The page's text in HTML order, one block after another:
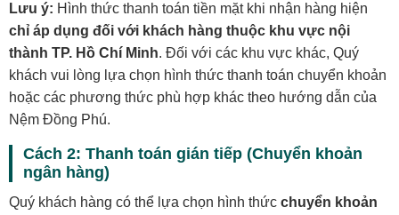
Lưu ý: Hình thức thanh toán tiền mặt khi nhận hàng hiện
chỉ áp dụng đối với khách hàng thuộc khu vực nội
thành TP. Hồ Chí Minh. Đối với các khu vực khác, Quý
khách vui lòng lựa chọn hình thức thanh toán chuyển khoản
hoặc các phương thức phù hợp khác theo hướng dẫn của
Nệm Đồng Phú.
Cách 2: Thanh toán gián tiếp (Chuyển khoản
ngân hàng)
Quý khách hàng có thể lựa chọn hình thức chuyển khoản